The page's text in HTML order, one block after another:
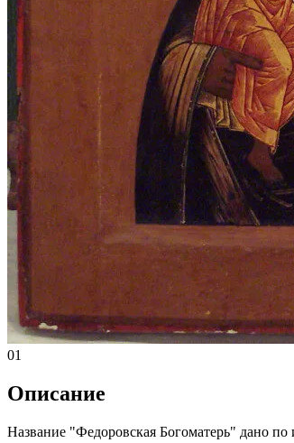
01
Описание
Название "Федоровская Богоматерь" дано